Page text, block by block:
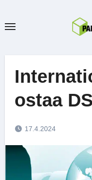
ostaa
17.4.2024